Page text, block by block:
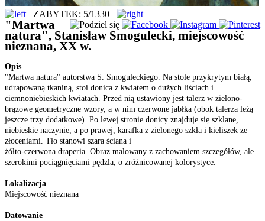
ZABYTEK: 5/1330
"Martwa
natura", Stanisław Smogulecki, miejscowość
nieznana, XX w.
Opis
"Martwa natura" autorstwa S. Smoguleckiego. Na stole przykrytym białą,
udrapowaną tkaniną, stoi donica z kwiatem o dużych liściach i
ciemnoniebieskich kwiatach. Przed nią ustawiony jest talerz w zielono-
brązowe geometryczne wzory, a w nim czerwone jabłka (obok talerza leżą
jeszcze trzy dodatkowe). Po lewej stronie donicy znajduje się szklane,
niebieskie naczynie, a po prawej, karafka z zielonego szkła i kieliszek ze
złoceniami. Tło stanowi szara ściana i
żółto-czerwona draperia. Obraz malowany z zachowaniem szczegółów, ale
szerokimi pociągnięciami pędzla, o zróżnicowanej kolorystyce.
Lokalizacja
Miejscowość nieznana
Datowanie